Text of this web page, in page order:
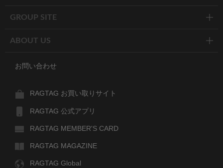
GROUP SITE
ABOUT US
お問い合わせ
RAGTAG お買い取りサイト
RAGTAG 公式アプリ
RAGTAG MEMBER'S CARD
RAGTAG MAGAZINE
RAGTAG Global